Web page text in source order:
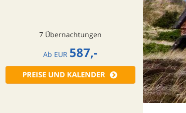
7 Übernachtungen
Ab EUR 587,-
PREISE UND KALENDER